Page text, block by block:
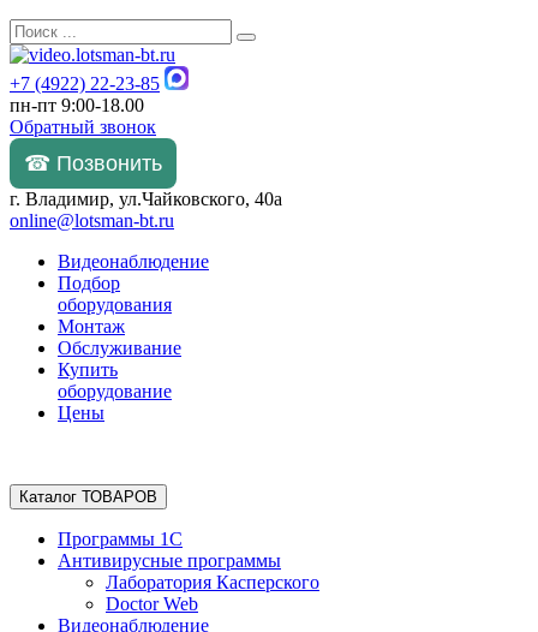
+7 (4922) 22-23-85
пн-пт 9:00-18.00
Обратный звонок
☎ Позвонить
г. Владимир, ул.Чайковского, 40а
online@lotsman-bt.ru
Видеонаблюдение
Подбор
оборудования
Монтаж
Обслуживание
Купить
оборудование
Цены
Каталог ТОВАРОВ
Программы 1С
Антивирусные программы
Лаборатория Касперского
Doctor Web
Видеонаблюдение